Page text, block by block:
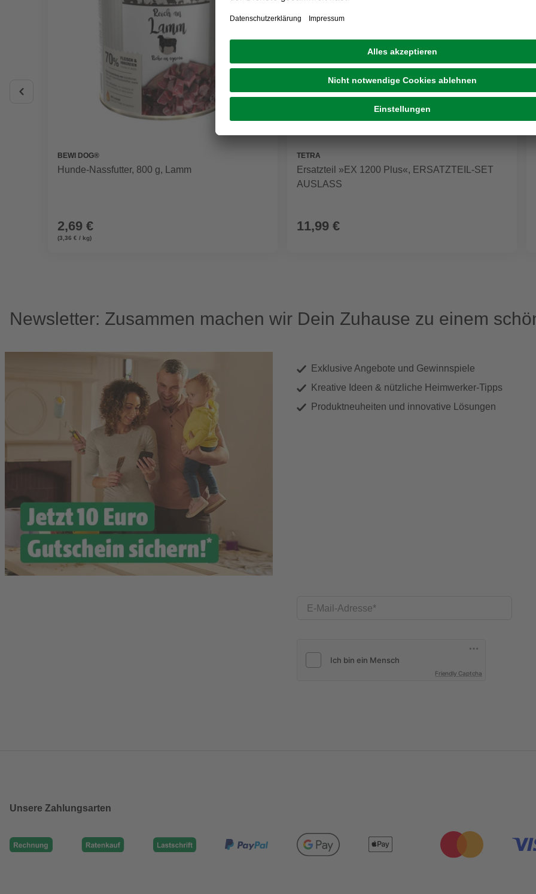
BEWI DOG®
Hunde-Nassfutter, 800 g, Lamm
2,69 €
(3,36 € / kg)
TETRA
Ersatzteil »EX 1200 Plus«, ERSATZTEIL-SET
AUSLASS
11,99 €
Newsletter: Zusammen machen wir Dein Zuhause zu einem
Exklusive Angebote und Gewinnspiele
Kreative Ideen & nützliche Heimwerker-Tipps
Produktneuheiten und innovative Lösungen
E-Mail-Adresse
Friendly Captcha
Unsere Zahlungsarten